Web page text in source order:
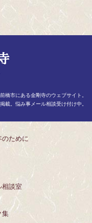
橋市にある金剛寺のウェブサイト。
載。悩み事メール相談受け付け中。
のために
相談室
集